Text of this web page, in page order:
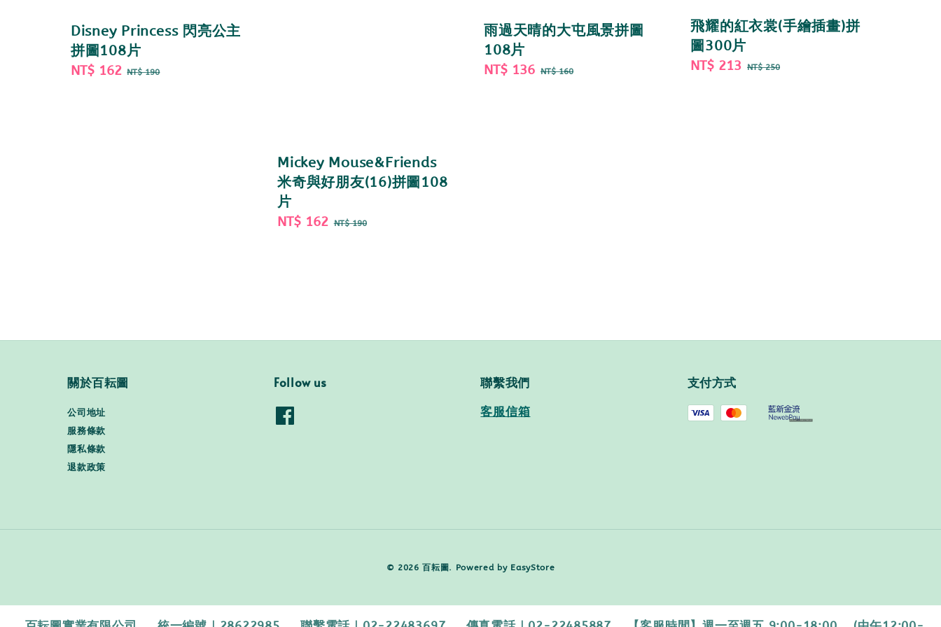
Disney Princess 閃亮公主
拼圖108片
Sale
NT$ 162 Regular
NT$ 190
Mickey Mouse&Friends
米奇與好朋友(16)拼圖108
片
Sale
NT$ 162 Regular
NT$ 190
雨過天晴的大屯風景拼圖
108片
Sale
NT$ 136 Regular
NT$ 160
飛耀的紅衣裳(手繪插畫)拼
圖300片
Sale
NT$ 213 Regular
NT$ 250
關於百耘圖
公司地址
服務條款
隱私條款
退款政策
Follow us 聯繫我們
客服信箱
支付方式
© 2026 百耘圖. Powered by EasyStore